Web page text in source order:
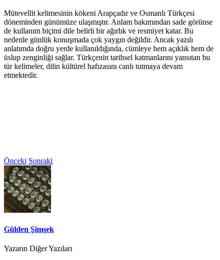
Mütevellit kelimesinin kökeni Arapçadır ve Osmanlı Türkçesi
döneminden günümüze ulaşmıştır. Anlam bakımından sade görünse
de kullanım biçimi dile belirli bir ağırlık ve resmiyet katar. Bu
nedenle günlük konuşmada çok yaygın değildir. Ancak yazılı
anlatımda doğru yerde kullanıldığında, cümleye hem açıklık hem de
üslup zenginliği sağlar. Türkçenin tarihsel katmanlarını yansıtan bu
tür kelimeler, dilin kültürel hafızasını canlı tutmaya devam
etmektedir.
Önceki Sonraki
Gülden Şimşek
Yazarın Diğer Yazıları